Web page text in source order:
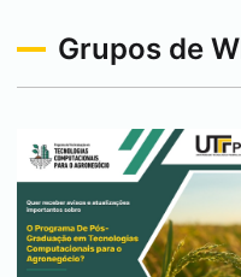
Grupos de